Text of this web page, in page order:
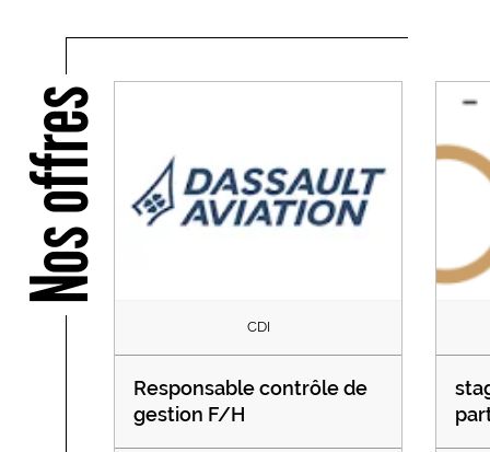
Nos offres
CDI
Responsable contrôle de
gestion F/H